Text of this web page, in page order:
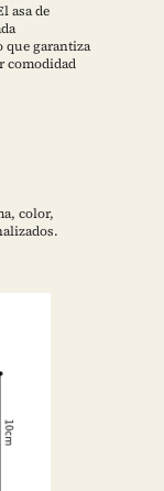
asa de
que garantiza
comodidad
color,